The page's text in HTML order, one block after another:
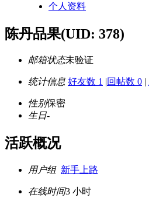
个人资料
陈丹品果(UID: 378)
邮箱状态未验证
统计信息 好友数 1 |回帖数 0 |
性别保密
生日-
活跃概况
用户组 新手上路
在线时间3 小时